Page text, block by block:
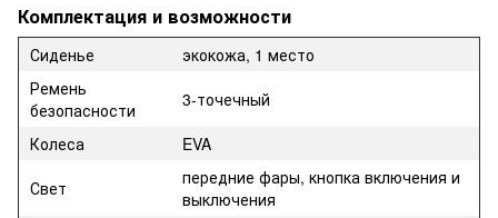
Комплектация и возможности
Сиденье
экокожа, 1 место
Ремень
безопасности
3-точечный
Колеса
EVA
Свет
передние фары, кнопка включения и
выключения